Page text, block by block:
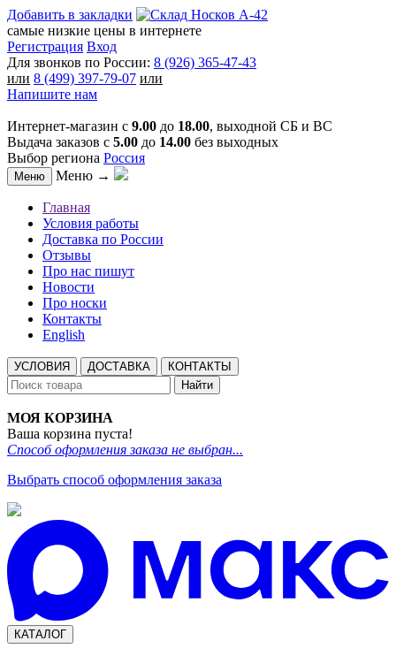
Добавить в закладки
самые низкие цены в интернете
Регистрация Вход
Для звонков по России: 8 (926) 365-47-43
или 8 (499) 397-79-07 или
Напишите нам
Интернет-магазин с 9.00 до 18.00, выходной СБ и ВС
Выдача заказов с 5.00 до 14.00 без выходных
Выбор региона Россия
Меню Меню →
Главная
Условия работы
Доставка по России
Отзывы
Про нас пишут
Новости
Про носки
Контакты
English
УСЛОВИЯ ДОСТАВКА
КОНТАКТЫ
Найти
МОЯ КОРЗИНА
Ваша корзина пуста!
Способ оформления заказа не выбран...
Выбрать способ оформления заказа
КАТАЛОГ